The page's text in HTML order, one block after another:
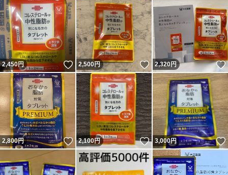
2,450円 いいね！
2,500円 いいね！
2,320円
2,800円 いいね！
2,100円 いいね！
3,000円